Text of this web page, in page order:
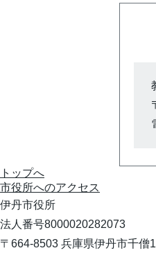
トップへ
市役所へのアクセス
伊丹市役所
法人番号8000020282073
〒664-8503 兵庫県伊丹市千僧